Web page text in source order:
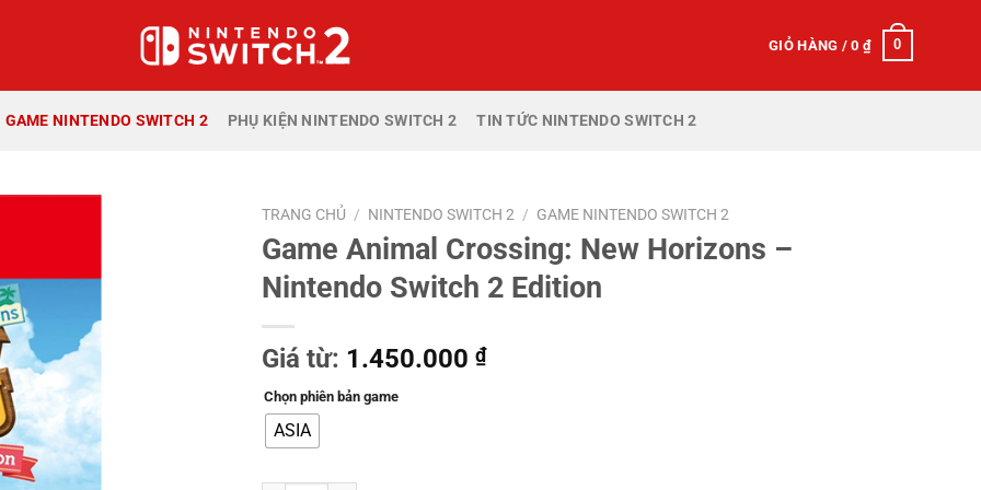
GIỎ HÀNG /0 ₫ 0
GAME NINTENDO SWITCH 2 PHỤ KIỆN NINTENDO SWITCH 2 TIN TỨC NINTENDO SWITCH 2
TRANG CHỦ / NINTENDO SWITCH 2 / GAME NINTENDO SWITCH 2
Game Animal Crossing: New Horizons –
Nintendo Switch 2 Edition
Giá từ: 1.450.000 ₫
Chọn phiên bản game
ASIA